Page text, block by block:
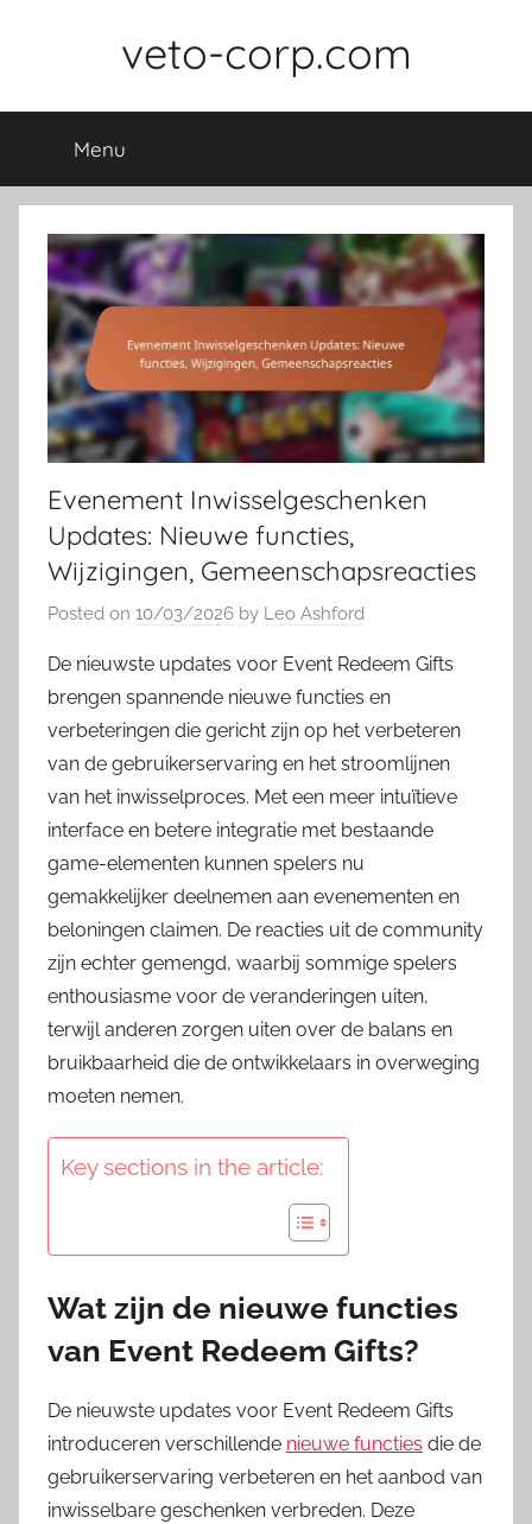
veto-corp.com
Menu
Evenement Inwisselgeschenken
Updates: Nieuwe functies,
Wijzigingen, Gemeenschapsreacties
Posted on 10/03/2026 by Leo Ashford
De nieuwste updates voor Event Redeem Gifts
brengen spannende nieuwe functies en
verbeteringen die gericht zijn op het verbeteren
van de gebruikerservaring en het stroomlijnen
van het inwisselproces. Met een meer intuïtieve
interface en betere integratie met bestaande
game-elementen kunnen spelers nu
gemakkelijker deelnemen aan evenementen en
beloningen claimen. De reacties uit de community
zijn echter gemengd, waarbij sommige spelers
enthousiasme voor de veranderingen uiten,
terwijl anderen zorgen uiten over de balans en
bruikbaarheid die de ontwikkelaars in overweging
moeten nemen.
Key sections in the article:
Wat zijn de nieuwe functies
van Event Redeem Gifts?
De nieuwste updates voor Event Redeem Gifts
introduceren verschillende nieuwe functies die de
gebruikerservaring verbeteren en het aanbod van
inwisselbare geschenken verbreden. Deze